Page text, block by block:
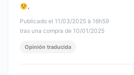
Publicado el 11/03/2025 à 16h59
tras una compra de 10/01/2025
.
Opinión traducida